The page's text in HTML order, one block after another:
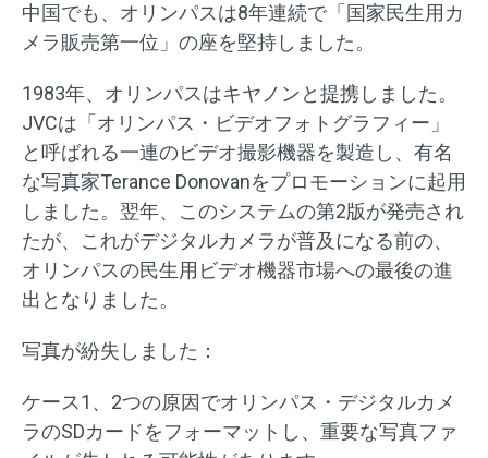
中国でも、オリンパスは8年連続で「国家民生用カ
メラ販売第一位」の座を堅持しました。
1983年、オリンパスはキヤノンと提携しました。
JVCは「オリンパス・ビデオフォトグラフィー」
と呼ばれる一連のビデオ撮影機器を製造し、有名
な写真家Terance Donovanをプロモーションに起用
しました。翌年、このシステムの第2版が発売され
たが、これがデジタルカメラが普及になる前の、
オリンパスの民生用ビデオ機器市場への最後の進
出となりました。
写真が紛失しました：
ケース1、2つの原因でオリンパス・デジタルカメ
ラのSDカードをフォーマットし、重要な写真ファ